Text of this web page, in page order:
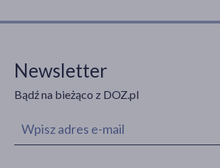
Newsletter
Bądź na bieżąco z DOZ.pl